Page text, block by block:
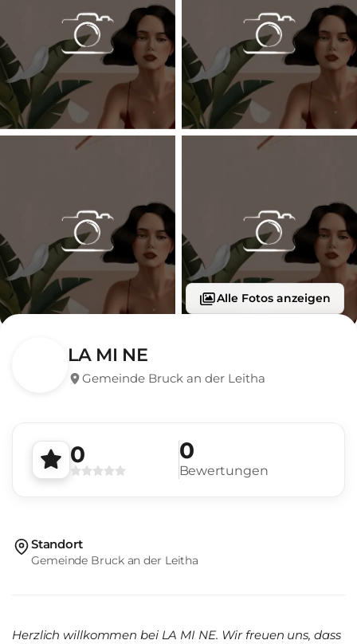
Alle Fotos anzeigen
LA MI NE
Gemeinde Bruck an der Leitha
0 0
Bewertungen
Standort
Gemeinde Bruck an der Leitha
Herzlich willkommen bei LA MI NE. Wir freuen uns, dass